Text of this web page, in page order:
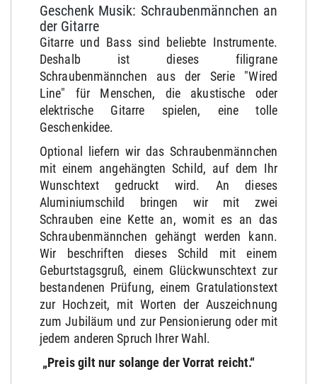
Geschenk Musik: Schraubenmännchen an
der Gitarre
Gitarre und Bass sind beliebte Instrumente.
Deshalb ist dieses filigrane
Schraubenmännchen aus der Serie "Wired
Line" für Menschen, die akustische oder
elektrische Gitarre spielen, eine tolle
Geschenkidee.
Optional liefern wir das Schraubenmännchen
mit einem angehängten Schild, auf dem Ihr
Wunschtext gedruckt wird. An dieses
Aluminiumschild bringen wir mit zwei
Schrauben eine Kette an, womit es an das
Schraubenmännchen gehängt werden kann.
Wir beschriften dieses Schild mit einem
Geburtstagsgruß, einem Glückwunschtext zur
bestandenen Prüfung, einem Gratulationstext
zur Hochzeit, mit Worten der Auszeichnung
zum Jubiläum und zur Pensionierung oder mit
jedem anderen Spruch Ihrer Wahl.
„Preis gilt nur solange der Vorrat reicht.“